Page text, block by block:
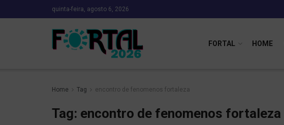
quinta-feira, agosto 6, 2026
FORTAL HOME
Home Tag encontro de fenomenos fortaleza
Tag: encontro de fenomenos fortaleza